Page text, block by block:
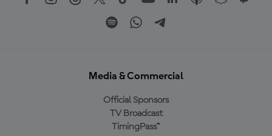
Media & Commercial
Official Sponsors
TV Broadcast
TimingPass™